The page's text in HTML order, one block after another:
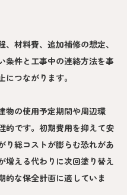
材料費、追加補修の想定、
条件と工事中の連絡方法を事
つながります。
物の使用予定期間や周辺環
的です。初期費用を抑えて安
り総コストが膨らむ恐れがあ
増える代わりに次回塗り替え
的な保全計画に適していま